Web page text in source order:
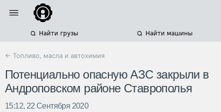
Найти грузы Найти машины
← Топливо, масла и автохимия
Потенциально опасную АЗС закрыли в
Андроповском районе Ставрополья
15:12, 22 Сентября 2020